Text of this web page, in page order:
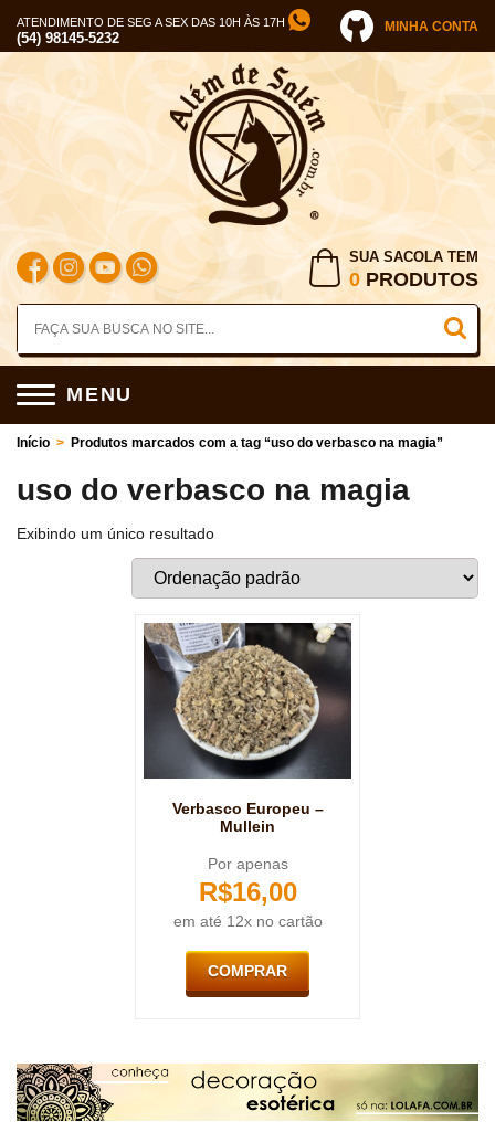
ATENDIMENTO DE SEG A SEX DAS 10H ÀS 17H
(54) 98145-5232
MINHA CONTA
SUA SACOLA TEM
0 PRODUTOS
MENU
Início > Produtos marcados com a tag “uso do verbasco na magia”
uso do verbasco na magia
Exibindo um único resultado
Verbasco Europeu –
Mullein
Por apenas
R$16,00
em até 12x no cartão
COMPRAR